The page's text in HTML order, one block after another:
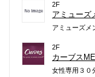
2F
アミュー
アミューズ
2F
カーブス
女性専用３０